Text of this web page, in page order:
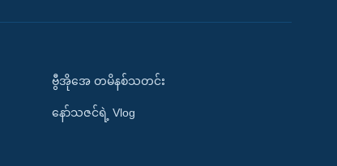
ဗွီအိုအေ တမိနစ်သတင်း
နော်သဇင်ရဲ့ Vlog